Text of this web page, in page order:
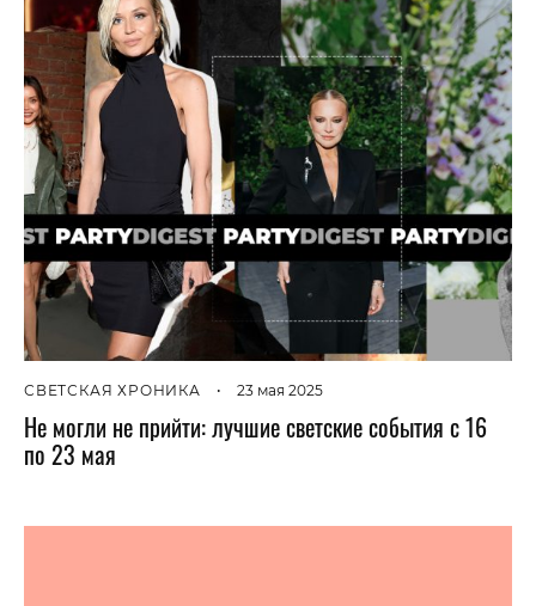
СВЕТСКАЯ ХРОНИКА • 23 мая 2025
Не могли не прийти: лучшие светские события с 16
по 23 мая